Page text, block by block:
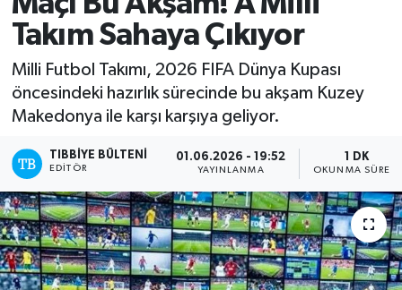
Takım Sahaya Çıkıyor
Milli Futbol Takımı, 2026 FIFA Dünya Kupası
öncesindeki hazırlık sürecinde bu akşam Kuzey
Makedonya ile karşı karşıya geliyor.
TIBBIYE BÜLTENI
EDITÖR
01.06.2026 - 19:52
YAYINLANMA
1 DK
OKUNMA SÜRESI
Mevzuat